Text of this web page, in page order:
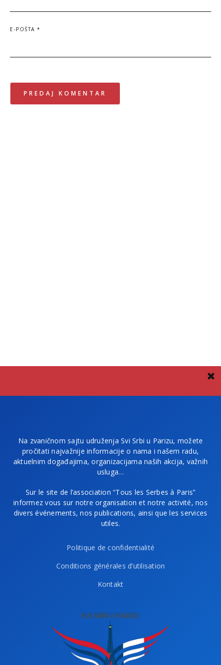
E-POŠTA *
Na zvaničnom sajtu udruženja Svi Srbi u Parizu, možete
pročitati najvažnije informacije o nama i našem radu,
aktuelnim događajima, organizacijama naših akcija, važnih
usluga…
Sur le site de l’association “Tous les Serbes à Paris”
informez vous sur notre organisation et notre activité, nos
divers événements, nos publications, ainsi que les services
utiles.
Politique de confidentialité
Conditions générales d’utilisation
Kontakt